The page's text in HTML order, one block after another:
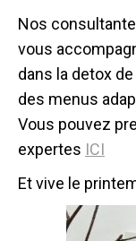
Nos
vous
dans la detox
des menus
Vous pouvez
expertes ICI
Et vive le